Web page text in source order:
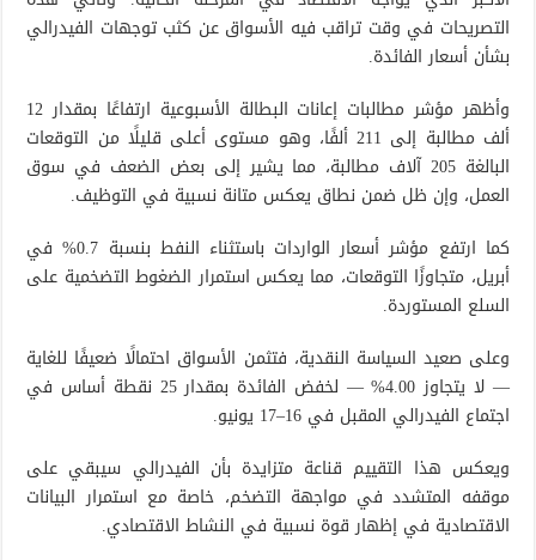
التصريحات في وقت تراقب فيه الأسواق عن كثب توجهات الفيدرالي
بشأن أسعار الفائدة.
وأظهر مؤشر مطالبات إعانات البطالة الأسبوعية ارتفاعًا بمقدار 12
ألف مطالبة إلى 211 ألفًا، وهو مستوى أعلى قليلًا من التوقعات
البالغة 205 آلاف مطالبة، مما يشير إلى بعض الضعف في سوق
العمل، وإن ظل ضمن نطاق يعكس متانة نسبية في التوظيف.
كما ارتفع مؤشر أسعار الواردات باستثناء النفط بنسبة 0.7% في
أبريل، متجاوزًا التوقعات، مما يعكس استمرار الضغوط التضخمية على
السلع المستوردة.
وعلى صعيد السياسة النقدية، فتثمن الأسواق احتمالًا ضعيفًا للغاية
— لا يتجاوز 4.00% — لخفض الفائدة بمقدار 25 نقطة أساس في
اجتماع الفيدرالي المقبل في 16–17 يونيو.
ويعكس هذا التقييم قناعة متزايدة بأن الفيدرالي سيبقي على
موقفه المتشدد في مواجهة التضخم، خاصة مع استمرار البيانات
الاقتصادية في إظهار قوة نسبية في النشاط الاقتصادي.